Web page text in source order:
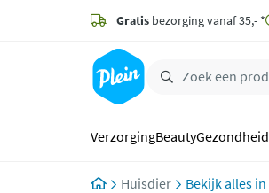
zoeken
hoofdinhoud
Gratis bezorging vanaf 35,- *
VerzorgingBeautyGezondheid
Huisdier